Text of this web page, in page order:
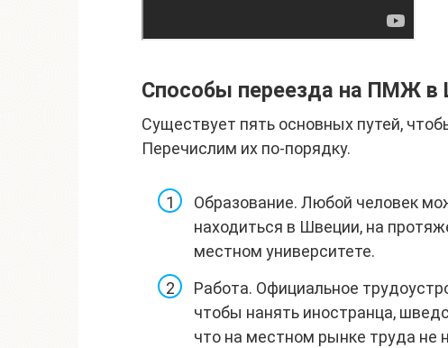
Способы переезда на ПМЖ
Существует пять основных путей,
Перечислим их по-порядку.
Образование. Любой человек
находиться в Швеции, на
местном университете.
Работа. Официальное
чтобы нанять иностранца,
что на местном рынке труда не